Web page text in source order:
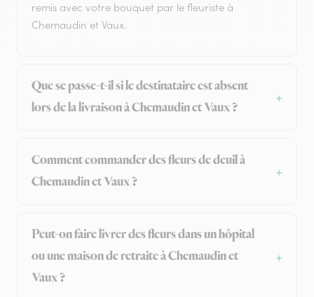
remis avec votre bouquet par le fleuriste à
Chemaudin et Vaux.
Que se passe-t-il si le destinataire est absent
lors de la livraison à Chemaudin et Vaux ?
Comment commander des fleurs de deuil à
Chemaudin et Vaux ?
Peut-on faire livrer des fleurs dans un hôpital
ou une maison de retraite à Chemaudin et
Vaux ?